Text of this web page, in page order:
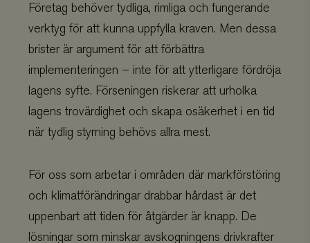
Företag behöver tydliga, rimliga och fungerande
verktyg för att kunna uppfylla kraven. Men dessa
brister är argument för att förbättra
implementeringen – inte för att ytterligare fördröja
lagens syfte. Förseningen riskerar att urholka
lagens trovärdighet och skapa osäkerhet i en tid
när tydlig styrning behövs allra mest.
För oss som arbetar i områden där markförstöring
och klimatförändringar drabbar hårdast är det
uppenbart att tiden för åtgärder är knapp. De
lösningar som minskar avskogningens drivkrafter